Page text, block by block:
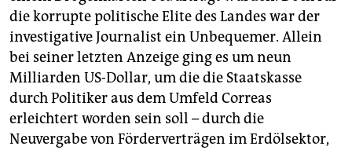
die korrupte politische Elite des Landes war der
investigative Journalist ein Unbequemer. Allein
bei seiner letzten Anzeige ging es um neun
Milliarden US-Dollar, um die die Staatskasse
durch Politiker aus dem Umfeld Correas
erleichtert worden sein soll – durch die
Neuvergabe von Förderverträgen im Erdölsektor,